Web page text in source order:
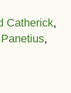
Catherick,
,